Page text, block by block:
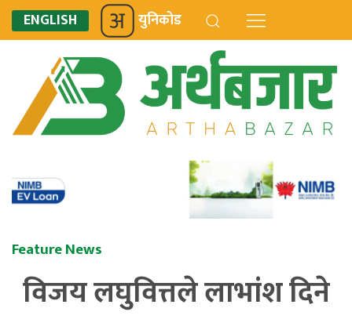
ENGLISH युनिकोड
Feature News
विजय लघुवित्तले लाभांश दिने